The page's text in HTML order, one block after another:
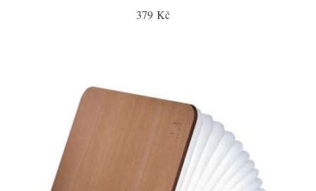
379 Kč